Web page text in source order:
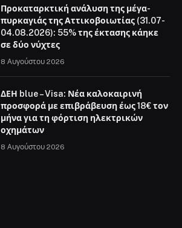
Προκαταρκτική ανάλυση της μέγα-
πυρκαγιάς της Αττικοβοιωτίας (31.07-
04.08.2026): 55% της έκτασης κάηκε
σε δύο νύχτες
8 Αυγούστου 2026
ΔΕΗ blue – Visa: Νέα καλοκαιρινή
προσφορά με επιβράβευση έως 18€ τον
μήνα για τη φόρτιση ηλεκτρικών
οχημάτων
8 Αυγούστου 2026